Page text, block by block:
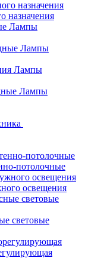
назначения
Лампы
Лампы
Лампы
Лампы
потолочные
освещения
световые